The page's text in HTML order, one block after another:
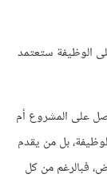
الوظيفة ستعتمد
على المشروع أم
بل من يقدم
فبالرغم من كل